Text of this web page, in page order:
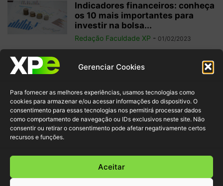
Gerenciar Cookies
Para fornecer as melhores experiências, usamos tecnologias como
cookies para armazenar e/ou acessar informações do dispositivo. O
consentimento para essas tecnologias nos permitirá processar dados
como comportamento de navegação ou IDs exclusivos neste site. Não
consentir ou retirar o consentimento pode afetar negativamente certos
recursos e funções.
Aceitar
Indicadores financeiros: conheça
os 10 mais importantes para
investir na bolsa...
Redação Faculdade XP - 01/02/2023
Como começar a operar em
swing trade? 5 dicas para
Redação Faculdade XP - 31/01/2023
Free float: qual a importância
desse conceito para acionistas
22/01/2023